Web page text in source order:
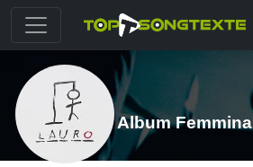
Album Femmina